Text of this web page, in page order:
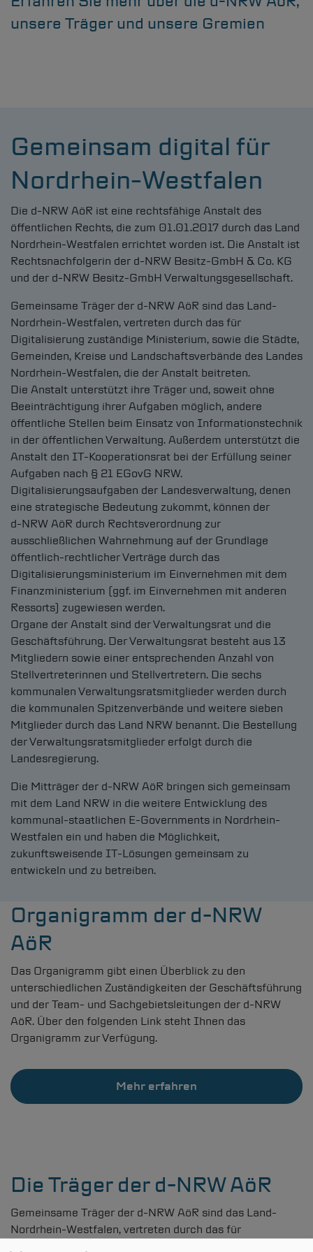
Leistungsportfolio
Kommunalvertreter & Onlinezugang
Projektanfrage
Karriere
Suchen
Informationen zur Barrierefreiheit
Leichte Sprache
unsere Träger und unsere Gremien
Gemeinsam digital für
Nordrhein-Westfalen
Die d-NRWAöR ist eine rechtsfähige Anstalt des
öffentlichen Rechts, die zum 01.01.2017 durch das Land
Nordrhein-Westfalen errichtet worden ist. Die Anstalt ist
Rechtsnachfolgerin der d-NRW Besitz-GmbH & Co. KG
und der d-NRW Besitz-GmbH Verwaltungsgesellschaft.
Gemeinsame Träger der d-NRWAöR sind das Land-
Nordrhein-Westfalen, vertreten durch das für
Digitalisierung zuständige Ministerium, sowie die Städte,
Gemeinden, Kreise und Landschaftsverbände des Landes
Nordrhein-Westfalen, die der Anstalt beitreten.
Die Anstalt unterstützt ihre Träger und, soweit ohne
Beeinträchtigung ihrer Aufgaben möglich, andere
öffentliche Stellen beim Einsatz von Informationstechnik
in der öffentlichen Verwaltung. Außerdem unterstützt die
Anstalt den IT-Kooperationsrat bei der Erfüllung seiner
Aufgaben nach § 21 EGovG NRW.
Digitalisierungsaufgaben der Landesverwaltung, denen
eine strategische Bedeutung zukommt, können der
d-NRWAöR durch Rechtsverordnung zur
ausschließlichen Wahrnehmung auf der Grundlage
öffentlich-rechtlicher Verträge durch das
Digitalisierungsministerium im Einvernehmen mit dem
Finanzministerium (ggf. im Einvernehmen mit anderen
Ressorts) zugewiesen werden.
Organe der Anstalt sind der Verwaltungsrat und die
Geschäftsführung. Der Verwaltungsrat besteht aus 13
Mitgliedern sowie einer entsprechenden Anzahl von
Stellvertreterinnen und Stellvertretern. Die sechs
kommunalen Verwaltungsratsmitglieder werden durch
die kommunalen Spitzenverbände und weitere sieben
Mitglieder durch das Land NRW benannt. Die Bestellung
der Verwaltungsratsmitglieder erfolgt durch die
Landesregierung.
Die Mitträger der d-NRWAöR bringen sich gemeinsam
mit dem Land NRW in die weitere Entwicklung des
kommunal-staatlichen E-Governments in Nordrhein-
Westfalen ein und haben die Möglichkeit,
zukunftsweisende IT-Lösungen gemeinsam zu
entwickeln und zu betreiben.
Organigramm derd-NRW
AöR
Das Organigramm gibt einen Überblick zu den
unterschiedlichen Zuständigkeiten der Geschäftsführung
und der Team- und Sachgebietsleitungen der d-NRW
AöR. Über den folgenden Link steht Ihnen das
Organigramm zur Verfügung.
Mehr erfahren
Die Träger derd-NRWAöR
Gemeinsame Träger der d-NRWAöR sind das Land-
Nordrhein-Westfalen, vertreten durch das für